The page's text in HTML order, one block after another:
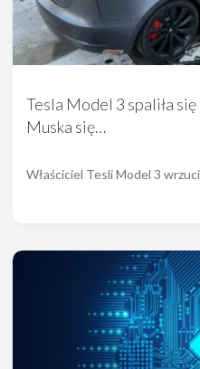
Tesla Model 3 spaliła
Muska się…
Właściciel Tesli Model 3